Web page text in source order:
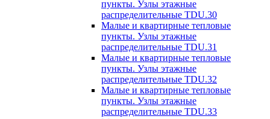
пункты. Узлы этажные
распределительные TDU.30
Малые и квартирные тепловые
пункты. Узлы этажные
распределительные TDU.31
Малые и квартирные тепловые
пункты. Узлы этажные
распределительные TDU.32
Малые и квартирные тепловые
пункты. Узлы этажные
распределительные TDU.33